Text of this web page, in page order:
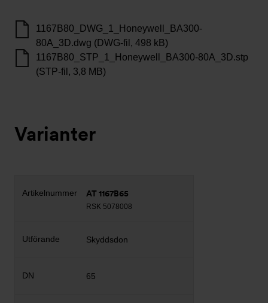
1167B80_DWG_1_Honeywell_BA300-
80A_3D.dwg (DWG-fil, 498 kB)
1167B80_STP_1_Honeywell_BA300-80A_3D.stp
(STP-fil, 3,8 MB)
Varianter
AT 1167B65
RSK 5078008
Skyddsdon
65